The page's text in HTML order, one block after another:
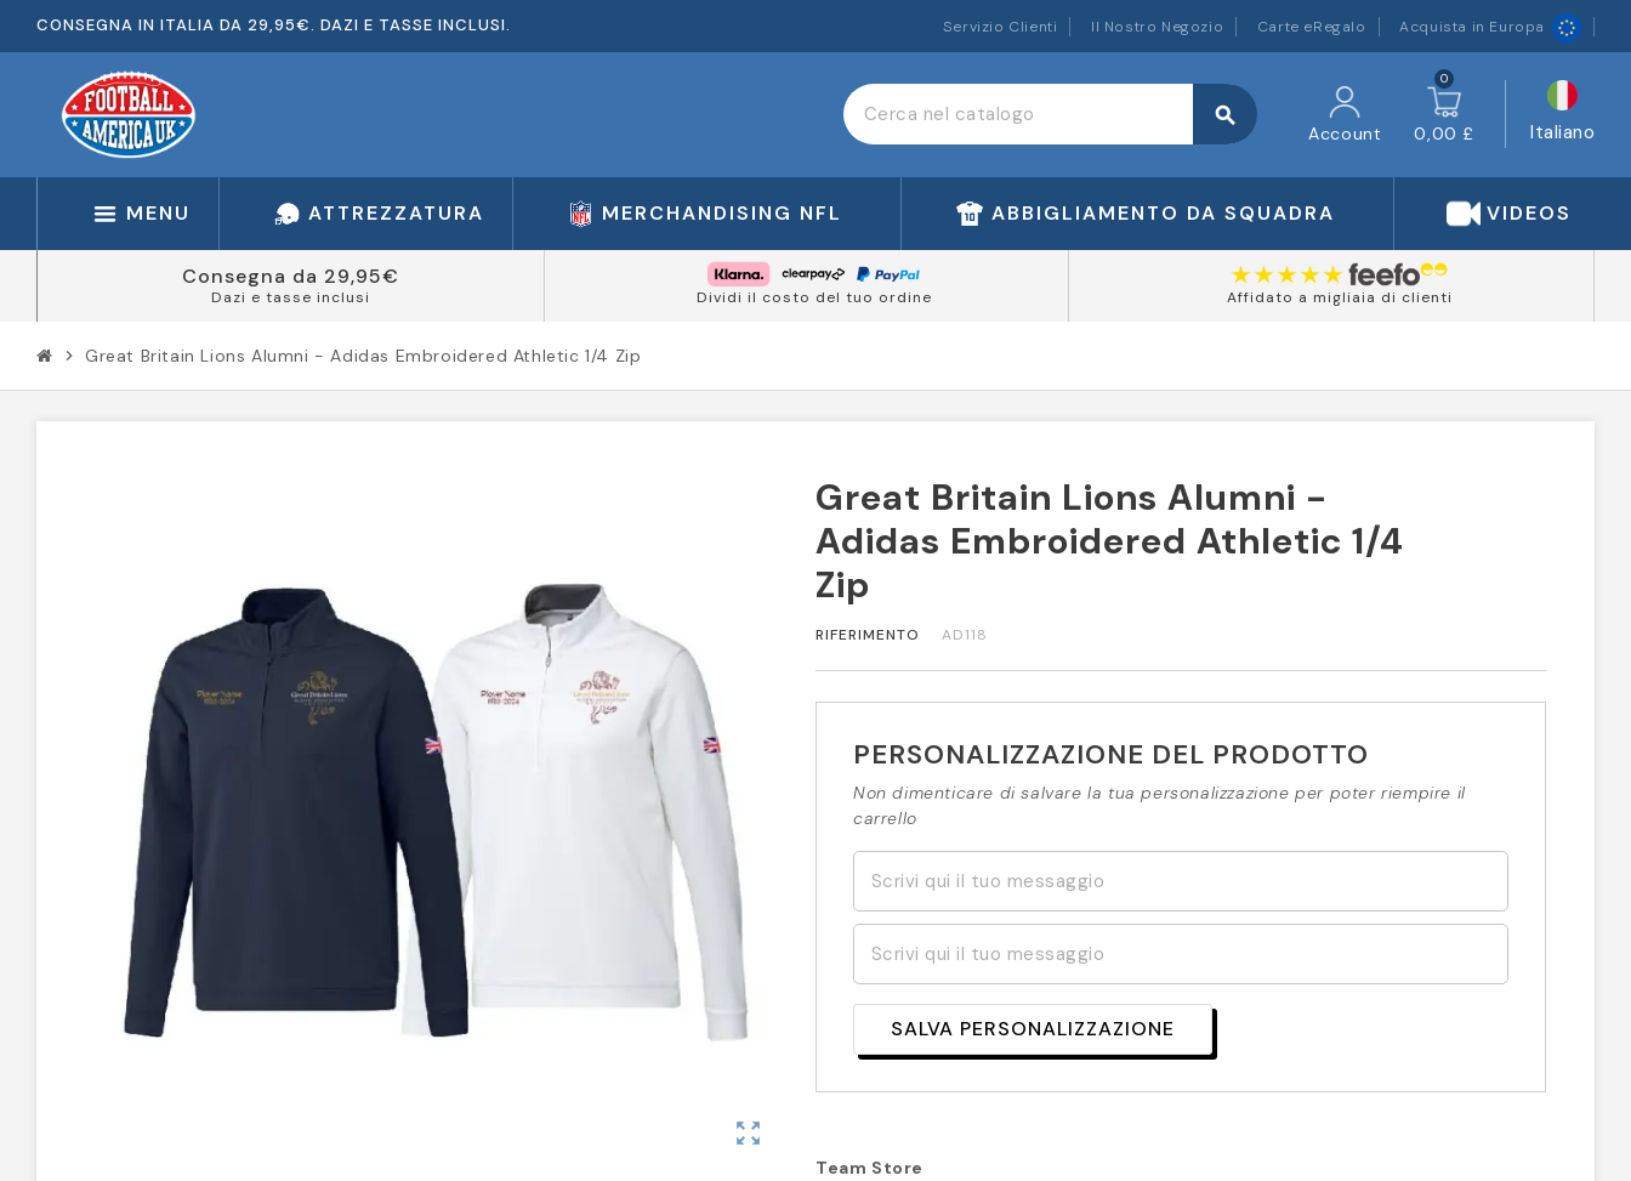
CONSEGNA IN ITALIA DA 29,95€. DAZI E TASSE INCLUSI. Servizio Clienti Il Nostro Negozio Carte eRegalo Acquista in Europa
search
Account
0
0,00 £ Italiano
MENU ATTREZZATURA MERCHANDISING NFL ABBIGLIAMENTO DA SQUADRA VIDEOS
Consegna da 29,95€
Dazi e tasse inclusi Dividi il costo del tuo ordine Affidato a migliaia di clienti
chevron_right Great Britain Lions Alumni - Adidas Embroidered Athletic 1/4 Zip
zoom_out_map
Great Britain Lions Alumni -
Adidas Embroidered Athletic 1/4
Zip
RIFERIMENTO AD118
PERSONALIZZAZIONE DEL PRODOTTO
Non dimenticare di salvare la tua personalizzazione per poter riempire il
carrello
SALVA PERSONALIZZAZIONE
Team Store